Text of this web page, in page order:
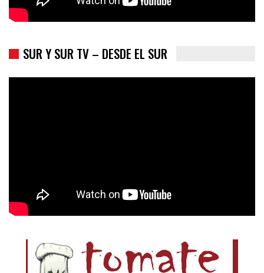
SUR Y SUR TV – DESDE EL SUR